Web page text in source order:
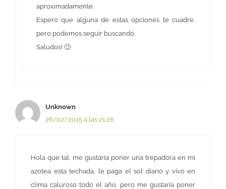
aproximadamente.
Espero que alguna de estas opciones te cuadre,
pero podemos seguir buscando.
Saludos! 🙂
Unknown
26/02/2015 a las 21:26
Hola que tal, me gustaría poner una trepadora en mi
azotea esta techada, le paga el sol diario y vivo en
clima caluroso todo el año, pero me gustaría poner